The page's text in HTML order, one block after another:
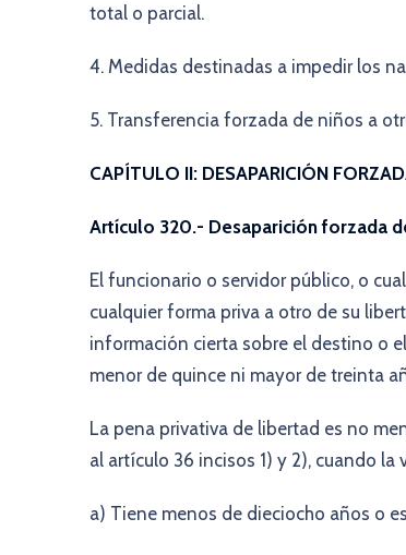
total o parcial.
4. Medidas destinadas a impedir los
5. Transferencia forzada de niños a
CAPÍTULO II: DESAPARICIÓN
Artículo 320.- Desaparición forzada
El funcionario o servidor público, o
cualquier forma priva a otro de su
información cierta sobre el destino o
menor de quince ni mayor de treinta
La pena privativa de libertad es no
al artículo 36 incisos 1) y 2), cuando la
a) Tiene menos de dieciocho años o